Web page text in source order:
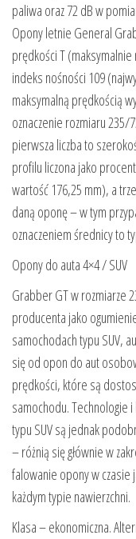
paliwa oraz 72 dB w
Opony letnie General
prędkości T
indeks nośności 109
maksymalną prędkością
oznaczenie rozmiaru 235/
pierwsza liczba to
profilu liczona jako
wartość 176,25 mm), a
daną oponę – w tym
oznaczeniem średnicy to
Opony do auta 4×4 / SUV
Grabber GT w rozmiarze
producenta jako
samochodach typu SUV,
się od opon do aut
prędkości, które są
samochodu. Technologie
typu SUV są jednak
– różnią się głównie w
falowanie opony w czasie
każdym typie nawierzchni.
Klasa – ekonomiczna.